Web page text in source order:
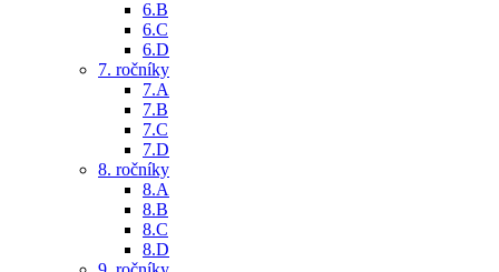
6.B
6.C
6.D
7. ročníky
7.A
7.B
7.C
7.D
8. ročníky
8.A
8.B
8.C
8.D